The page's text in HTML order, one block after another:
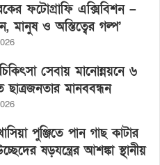
ফটোগ্রাফি এক্সিবিশন –
মানুষ ও অস্তিত্বের গল্প’
সেবায় মানোন্নয়নে ৬
ছাত্রজনতার মানববন্ধন
পুঞ্জিতে পান গাছ কাটার
ষড়যন্ত্রের আশঙ্কা স্থানীয়